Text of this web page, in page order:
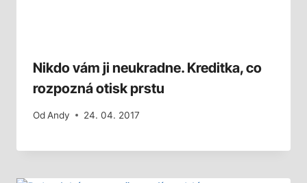
Nikdo vám ji neukradne. Kreditka, co
rozpozná otisk prstu
Od Andy 24. 04. 2017